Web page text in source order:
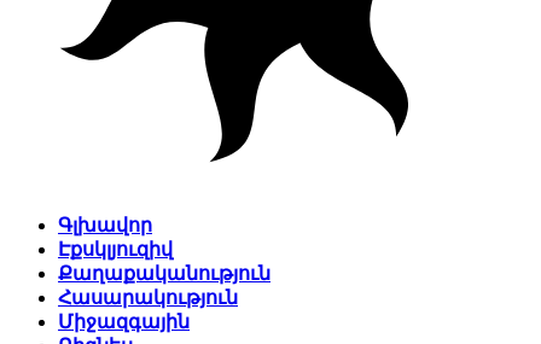
Գլխավոր
Էքսկլյուզիվ
Քաղաքականություն
Հասարակություն
Միջազգային